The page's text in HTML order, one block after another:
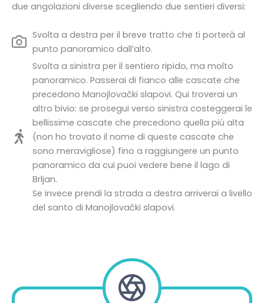
due angolazioni diverse scegliendo due sentieri diversi:
Svolta a destra per il breve tratto che ti porterà al
punto panoramico dall’alto.
Svolta a sinistra per il sentiero ripido, ma molto
panoramico. Passerai di fianco alle cascate che
precedono Manojlovački slapovi. Qui troverai un
altro bivio: se prosegui verso sinistra costeggerai le
bellissime cascate che precedono quella più alta
(non ho trovato il nome di queste cascate che
sono meravigliose) fino a raggiungere un punto
panoramico da cui puoi vedere bene il lago di
Brljan.
Se invece prendi la strada a destra arriverai a livello
del santo di Manojlovački slapovi.